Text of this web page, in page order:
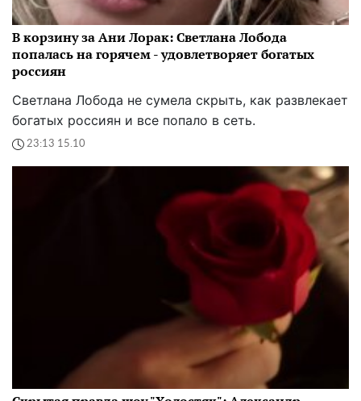
В корзину за Ани Лорак: Светлана Лобода
попалась на горячем - удовлетворяет богатых
россиян
Светлана Лобода не сумела скрыть, как развлекает
богатых россиян и все попало в сеть.
23:13 15.10